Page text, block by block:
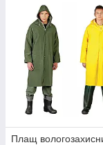
Плащ